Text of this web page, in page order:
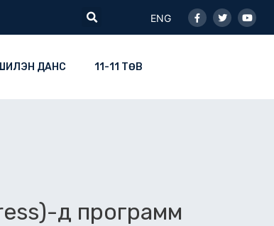
Search
ENG
f
ДАНС 11-11 ТӨВ
д программ